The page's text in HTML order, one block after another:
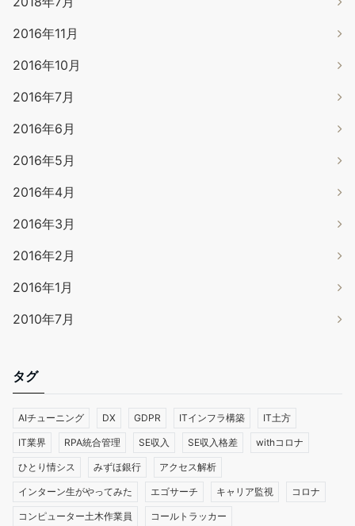
2016年11月
2016年10月
2016年7月
2016年6月
2016年5月
2016年4月
2016年3月
2016年2月
2016年1月
2010年7月
タグ
AIチューニング DX GDPR ITインフラ構築 IT土方
IT業界 RPA統合管理 SE収入 SE収入格差 withコロナ
ひとり情シス みずほ銀行 アクセス解析
インターン生がやってみた エゴサーチ キャリア監視 コロナ
コンピューター土木作業員 コールトラッカー